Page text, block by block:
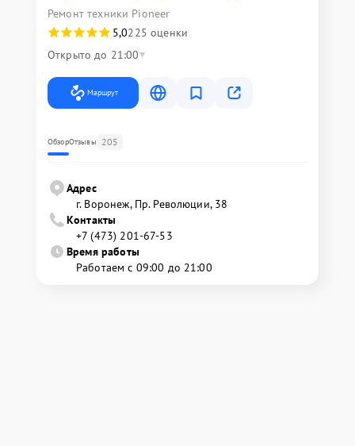
Ремонт техники Pioneer
5,0225 оценки
Открыто до 21:00
Маршрут
ОбзорОтзывы 205
Адрес
г. Воронеж, Пр. Революции, 38
Контакты
+7 (473) 201-67-53
Время работы
Работаем с 09:00 до 21:00